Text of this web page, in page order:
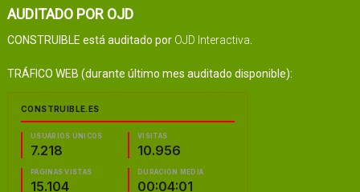
AUDITADO POR OJD
CONSTRUIBLE está auditado por OJD Interactiva.
TRÁFICO WEB (durante último mes auditado disponible):